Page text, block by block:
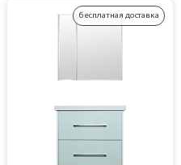
бесплатная доставка